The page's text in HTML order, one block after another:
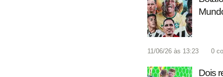
11/06/26 às 13:23 0
Dois